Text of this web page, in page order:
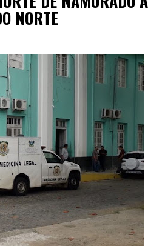
NORTE